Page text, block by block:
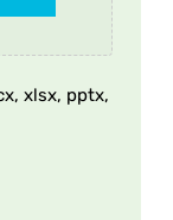
xlsx, pptx,